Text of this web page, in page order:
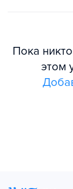
Пока
этом